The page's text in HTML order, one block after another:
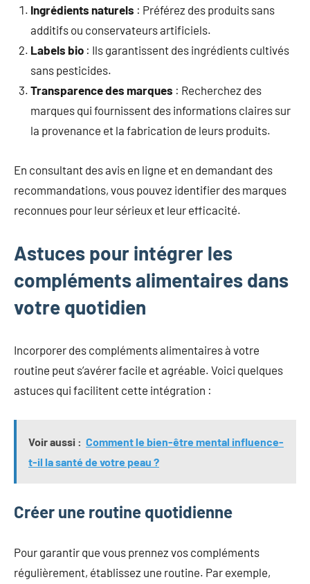
Ingrédients naturels : Préférez des produits sans
additifs ou conservateurs artificiels.
Labels bio : Ils garantissent des ingrédients cultivés
sans pesticides.
Transparence des marques : Recherchez des
marques qui fournissent des informations claires sur
la provenance et la fabrication de leurs produits.
En consultant des avis en ligne et en demandant des
recommandations, vous pouvez identifier des marques
reconnues pour leur sérieux et leur efficacité.
Astuces pour intégrer les
compléments alimentaires dans
votre quotidien
Incorporer des compléments alimentaires à votre
routine peut s’avérer facile et agréable. Voici quelques
astuces qui facilitent cette intégration :
Voir aussi : Comment le bien-être mental influence-
t-il la santé de votre peau ?
Créer une routine quotidienne
Pour garantir que vous prennez vos compléments
régulièrement, établissez une routine. Par exemple,